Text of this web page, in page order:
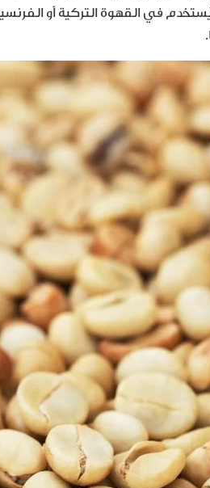
في القهوة التركية أو